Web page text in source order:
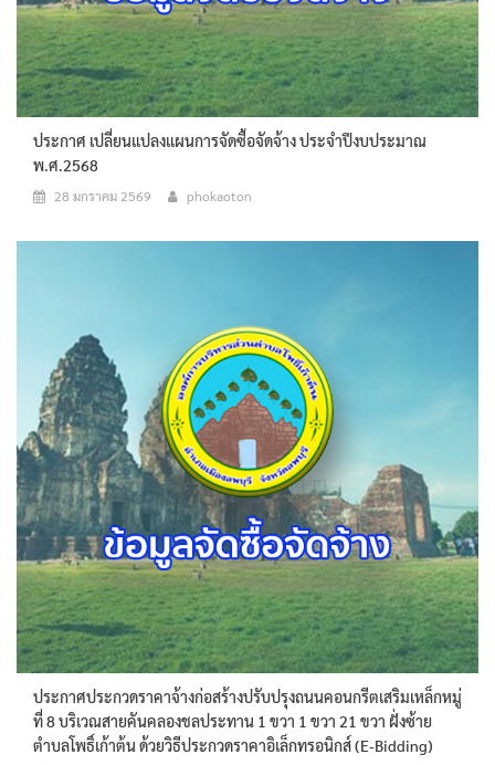
ประกาศ เปลี่ยนแปลงแผนการจัดซื้อจัดจ้าง ประจำปีงบประมาณ
พ.ศ.2568
28 มกราคม 2569 phokaoton
ประกาศประกวดราคาจ้างก่อสร้างปรับปรุงถนนคอนกรีตเสริมเหล็กหมู่
ที่ 8 บริเวณสายคันคลองชลประทาน 1 ขวา 1 ขวา 21 ขวา ฝั่งซ้าย
ตำบลโพธิ์เก้าต้น ด้วยวิธีประกวดราคาอิเล็กทรอนิกส์ (e-Bidding)